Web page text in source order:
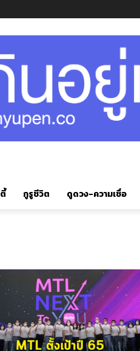
กูรูชีวิต ดูดวง-ความเชื่อ